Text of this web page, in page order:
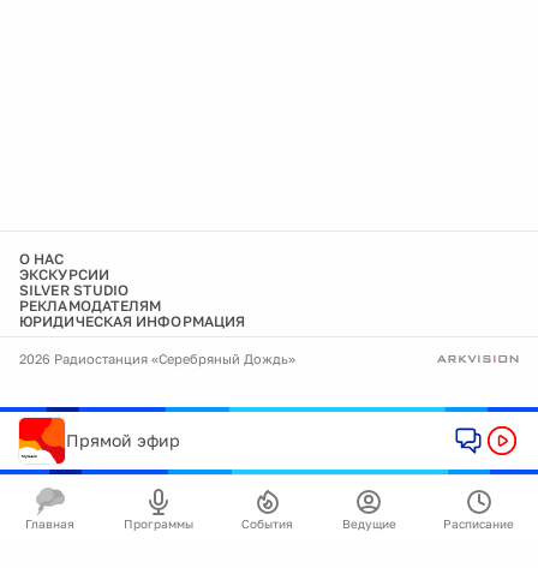
О НАС
ЭКСКУРСИИ
SILVER STUDIO
РЕКЛАМОДАТЕЛЯМ
ЮРИДИЧЕСКАЯ ИНФОРМАЦИЯ
2026 Радиостанция «Серебряный Дождь»
Прямой эфир
Главная Программы События Ведущие Расписание